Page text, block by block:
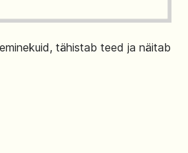
tähistab teed ja näitab